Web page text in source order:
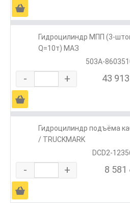
Ä
Гидроцилиндр МПП (3-
Q=10т) МАЗ
503А-
- + 43
Ä
Гидроцилиндр подъёма
/ TRUCKMARK
DCD2-
- + 8 581
Ä